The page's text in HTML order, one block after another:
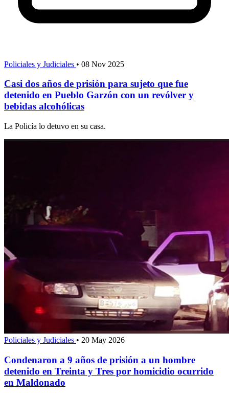
Policiales y Judiciales • 08 Nov 2025
Casi dos años de prisión para sujeto que fue
detenido en Pueblo Garzón con un revólver y
bebidas alcohólicas
La Policía lo detuvo en su casa.
Policiales y Judiciales • 20 May 2026
Condenaron a 9 años de prisión a un hombre
detenido en Treinta y Tres por homicidio ocurrido
en Maldonado